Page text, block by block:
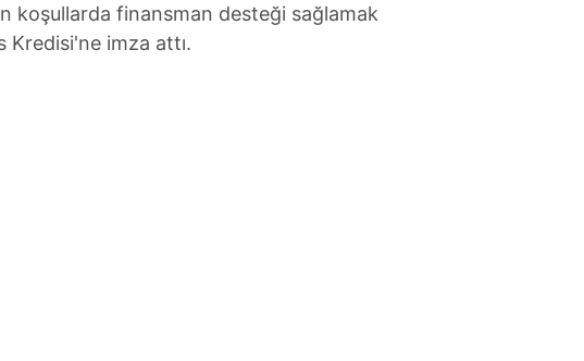
koşullarda finansman desteği sağlamak
Kredisi'ne imza attı.